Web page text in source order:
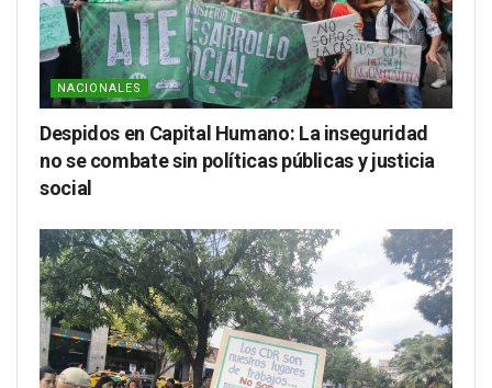
NACIONALES
Despidos en Capital Humano: La inseguridad
no se combate sin políticas públicas y justicia
social